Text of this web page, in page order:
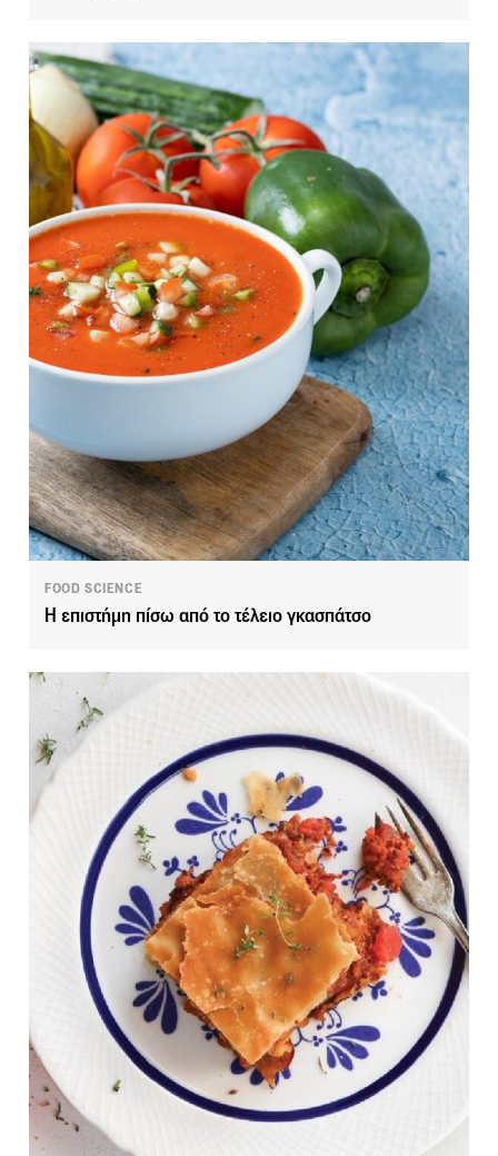
FOOD SCIENCE
Η επιστήμη πίσω από το τέλειο γκασπάτσο